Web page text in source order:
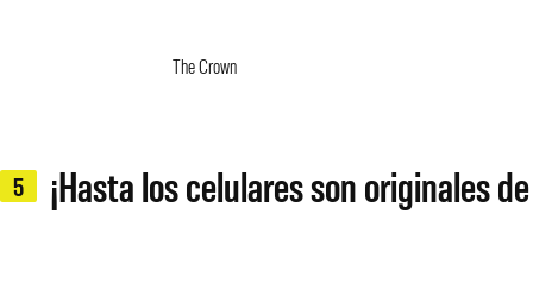
The Crown
5 ¡Hasta los celulares son originales